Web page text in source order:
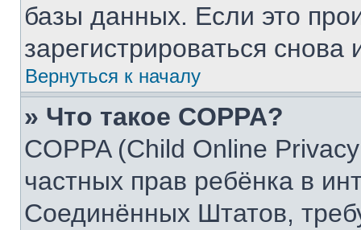
базы данных. Если это
зарегистрироваться снова
Вернуться к началу
» Что такое COPPA?
COPPA (Child Online
частных прав ребёнка в
Соединённых Штатов,